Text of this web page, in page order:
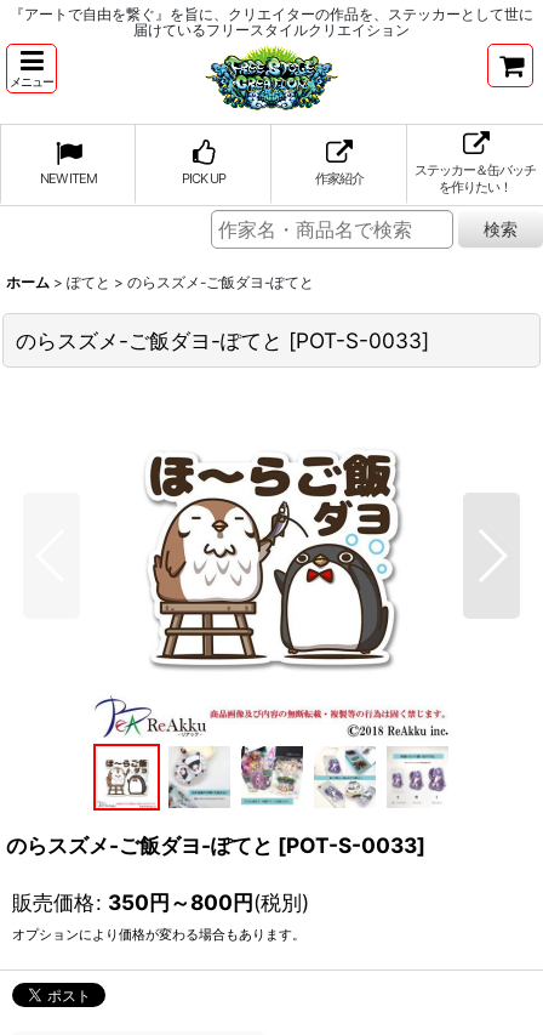
『アートで自由を繋ぐ』を旨に、クリエイターの作品を、ステッカーとして世に
届けているフリースタイルクリエイション
メニュー
NEW ITEM PICK UP 作家紹介
ステッカー＆缶バッチ
を作りたい！
ホーム > ぽてと > のらスズメ-ご飯ダヨ-ぽてと
のらスズメ-ご飯ダヨ-ぽてと [POT-S-0033]
のらスズメ-ご飯ダヨ-ぽてと [POT-S-0033]
販売価格: 350円～800円(税別)
オプションにより価格が変わる場合もあります。